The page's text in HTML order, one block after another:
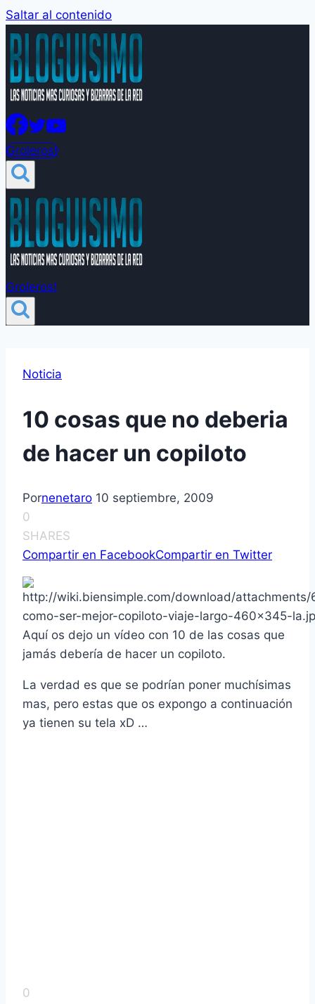
Saltar al contenido
Groleros!
Groleros!
Noticia
10 cosas que no deberia
de hacer un copiloto
Pornenetaro 10 septiembre, 2009
0
SHARES
Compartir en FacebookCompartir en Twitter
Aquí­ os dejo un ví­deo con 10 de las cosas que
jamás deberí­a de hacer un copiloto.
La verdad es que se podrí­an poner muchí­simas
mas, pero estas que os expongo a continuación
ya tienen su tela xD …
0